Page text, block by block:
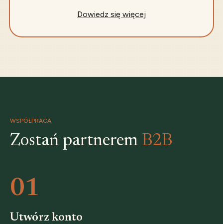
Dowiedz się więcej
WSPÓŁPRACA
Zostań partnerem B2B
01
Utwórz konto